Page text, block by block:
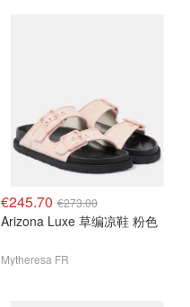
€245.70 €273.00
Arizona Luxe 草编凉鞋 粉色
Mytheresa FR